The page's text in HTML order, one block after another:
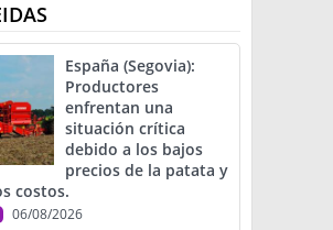
España (Segovia):
Productores
enfrentan una
situación crítica
debido a los bajos
precios de la patata y
costos.
06/08/2026